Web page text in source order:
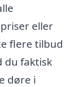
eller
flere tilbud
du faktisk
døre i